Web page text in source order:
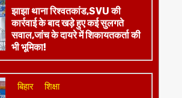
झाझा थाना रिश्वतकांड,SVU की
कार्रवाई के बाद खड़े हुए कई सुलगते
सवाल,जांच के दायरे में शिकायतकर्ता की
भी भूमिका!
बिहार शिक्षा